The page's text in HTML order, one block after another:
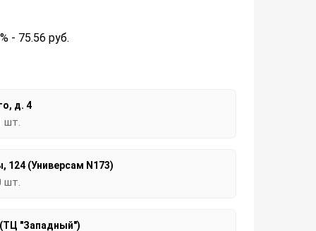
- 75.56 руб.
д. 4
шт.
124 (Универсам N173)
шт.
"Западный")